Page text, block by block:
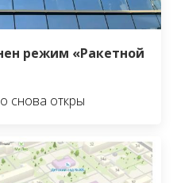
режим «Ракетной
снова откры